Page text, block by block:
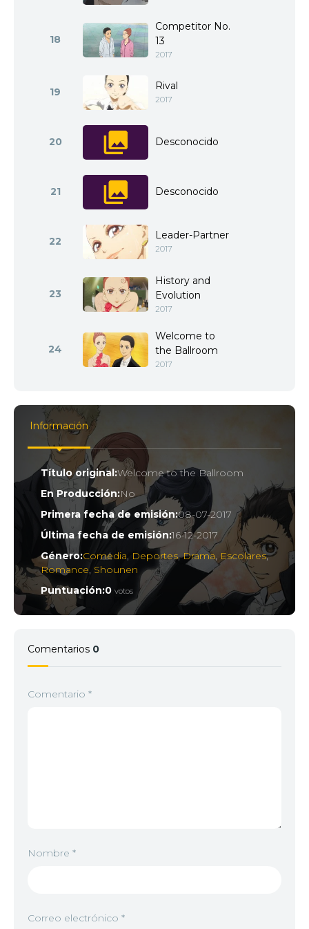
18
Competitor No.
13
2017
19 Rival
2017
20 Desconocido
21 Desconocido
22 Leader-Partner
2017
23
History and
Evolution
2017
24
Welcome to
the Ballroom
2017
Información
Título original:Welcome to the Ballroom
En Producción:No
Primera fecha de emisión:08-07-2017
Última fecha de emisión:16-12-2017
Género:Comedia, Deportes,Drama, Escolares,
Romance, Shounen
Puntuación:0 votos
Comentarios 0
Comentario *
Nombre *
Correo electrónico *